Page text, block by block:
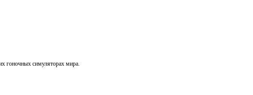
гоночных симуляторах мира.